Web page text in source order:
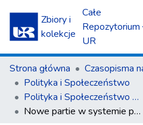
Zbiory i
kolekcje
Całe
Repozytorium
UR
Strona główna
Polityka i Społeczeństwo
Polityka i Społeczeństwo nr 3(12)/2014
Nowe partie w systemie partyjnym – specyfika Polski